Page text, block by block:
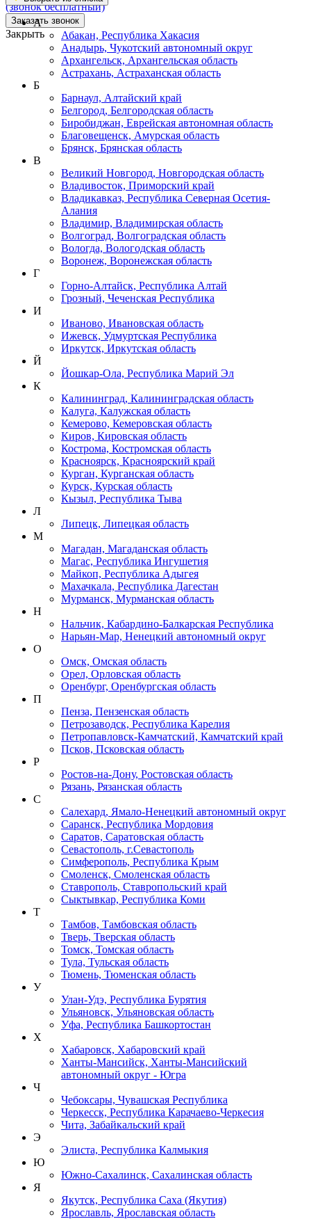
(звонок бесплатный)
Заказать звонок
Закрыть
А
Абакан, Республика Хакасия
Анадырь, Чукотский автономный округ
Архангельск, Архангельская область
Астрахань, Астраханская область
Б
Барнаул, Алтайский край
Белгород, Белгородская область
Биробиджан, Еврейская автономная область
Благовещенск, Амурская область
Брянск, Брянская область
В
Великий Новгород, Новгородская область
Владивосток, Приморский край
Владикавказ, Республика Северная Осетия-
Алания
Владимир, Владимирская область
Волгоград, Волгоградская область
Вологда, Вологодская область
Воронеж, Воронежская область
Г
Горно-Алтайск, Республика Алтай
Грозный, Чеченская Республика
И
Иваново, Ивановская область
Ижевск, Удмуртская Республика
Иркутск, Иркутская область
Й
Йошкар-Ола, Республика Марий Эл
К
Калининград, Калининградская область
Калуга, Калужская область
Кемерово, Кемеровская область
Киров, Кировская область
Кострома, Костромская область
Красноярск, Красноярский край
Курган, Курганская область
Курск, Курская область
Кызыл, Республика Тыва
Л
Липецк, Липецкая область
М
Магадан, Магаданская область
Магас, Республика Ингушетия
Майкоп, Республика Адыгея
Махачкала, Республика Дагестан
Мурманск, Мурманская область
Н
Нальчик, Кабардино-Балкарская Республика
Нарьян-Мар, Ненецкий автономный округ
О
Омск, Омская область
Орел, Орловская область
Оренбург, Оренбургская область
П
Пенза, Пензенская область
Петрозаводск, Республика Карелия
Петропавловск-Камчатский, Камчатский край
Псков, Псковская область
Р
Ростов-на-Дону, Ростовская область
Рязань, Рязанская область
С
Салехард, Ямало-Ненецкий автономный округ
Саранск, Республика Мордовия
Саратов, Саратовская область
Севастополь, г.Севастополь
Симферополь, Республика Крым
Смоленск, Смоленская область
Ставрополь, Ставропольский край
Сыктывкар, Республика Коми
Т
Тамбов, Тамбовская область
Тверь, Тверская область
Томск, Томская область
Тула, Тульская область
Тюмень, Тюменская область
У
Улан-Удэ, Республика Бурятия
Ульяновск, Ульяновская область
Уфа, Республика Башкортостан
Х
Хабаровск, Хабаровский край
Ханты-Мансийск, Ханты-Мансийский
автономный округ - Югра
Ч
Чебоксары, Чувашская Республика
Черкесск, Республика Карачаево-Черкесия
Чита, Забайкальский край
Э
Элиста, Республика Калмыкия
Ю
Южно-Сахалинск, Сахалинская область
Я
Якутск, Республика Саха (Якутия)
Ярославль, Ярославская область